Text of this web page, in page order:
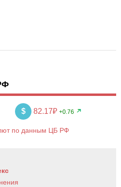
$ 82.17₽ +0.76
по данным ЦБ РФ